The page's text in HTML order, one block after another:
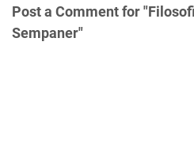
Post a Comment for
Sempaner"